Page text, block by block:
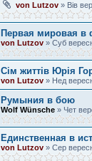
von Lutzov » Вів
Первая мировая в
von Lutzov » Суб
Cім життів Юрія
von Lutzov » Нед
Румыния в бою
Wolf Wünsche » Чет
Единственная в
von Lutzov » Сер